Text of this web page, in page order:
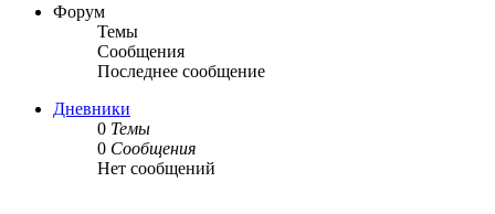
Форум
Темы
Сообщения
Последнее сообщение
Дневники
0 Темы
0 Сообщения
Нет сообщений